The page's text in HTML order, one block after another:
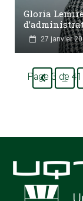
Gloria
27 janvier
Page 3 de 41
1